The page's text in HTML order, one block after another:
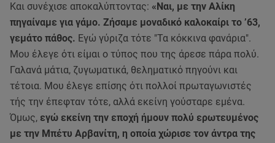
Και συνέχισε αποκαλύπτοντας: «Ναι, με την Αλίκη
πηγαίναμε για γάμο. Ζήσαμε μοναδικό καλοκαίρι το ’63,
γεμάτο πάθος. Εγώ γύριζα τότε "Τα κόκκινα φανάρια".
Μου έλεγε ότι είμαι ο τύπος που της άρεσε πάρα πολύ.
Γαλανά μάτια, ζυγωματικά, θεληματικό πηγούνι και
τέτοια. Μου έλεγε επίσης ότι πολλοί πρωταγωνιστές
τής την έπεφταν τότε, αλλά εκείνη γούσταρε εμένα.
Όμως, εγώ εκείνη την εποχή ήμουν πολύ ερωτευμένος
με την Μπέτυ Αρβανίτη, η οποία χώρισε τον άντρα της